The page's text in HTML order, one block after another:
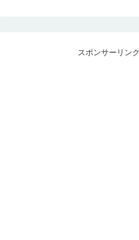
スポンサーリンク